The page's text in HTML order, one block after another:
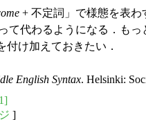
+ 不定詞」で様態を表
て代わるようになる．も
付け加えておきたい．
English Syntax. Helsinki:
]